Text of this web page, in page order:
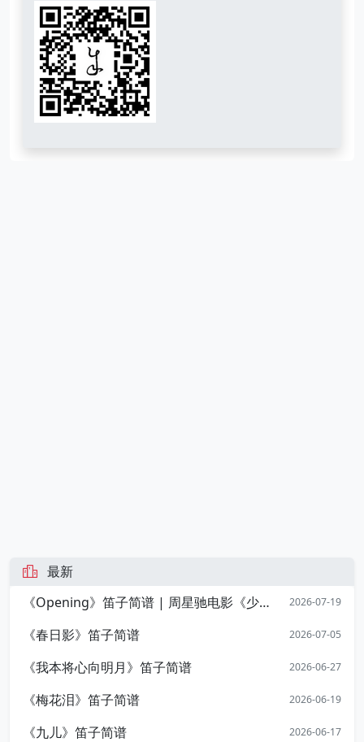
最新
《Opening》笛子简谱 | 周星驰电影《少林足球》开篇序曲
2026-07-19
《春日影》笛子简谱 2026-07-05
《我本将心向明月》笛子简谱 2026-06-27
《梅花泪》笛子简谱 2026-06-19
《九儿》笛子简谱 2026-06-17